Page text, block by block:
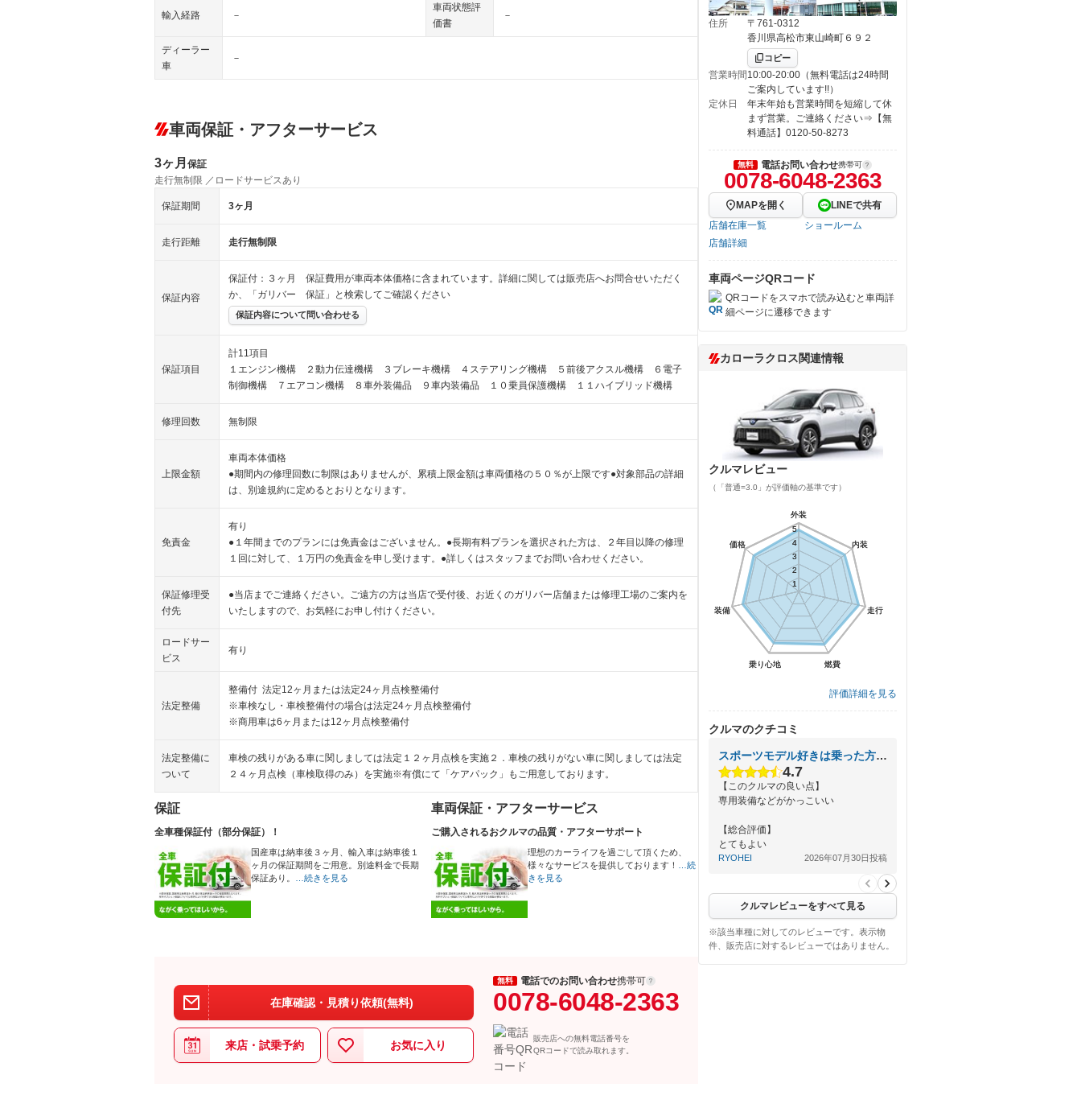
輸入経路 －
車両状態評
価書
－
ディーラー
車
－
車両保証・アフターサービス
3ヶ月 保証
走行無制限 ／ロードサービスあり
保証期間 3ヶ月
走行距離 走行無制限
保証内容
保証付：３ヶ月 保証費用が車両本体価格に含まれています。詳細に関しては販売店へお問合せいただく
か、「ガリバー 保証」と検索してご確認ください
保証内容について問い合わせる
保証項目
計11項目
１エンジン機構 ２動力伝達機構 ３ブレーキ機構 ４ステアリング機構 ５前後アクスル機構 ６電子
制御機構 ７エアコン機構 ８車外装備品 ９車内装備品 １０乗員保護機構 １１ハイブリッド機構
修理回数 無制限
上限金額
車両本体価格
●期間内の修理回数に制限はありませんが、累積上限金額は車両価格の５０％が上限です●対象部品の詳細
は、別途規約に定めるとおりとなります。
免責金
有り
●１年間までのプランには免責金はございません。●長期有料プランを選択された方は、２年目以降の修理
１回に対して、１万円の免責金を申し受けます。●詳しくはスタッフまでお問い合わせください。
保証修理受
付先
●当店までご連絡ください。ご遠方の方は当店で受付後、お近くのガリバー店舗または修理工場のご案内を
いたしますので、お気軽にお申し付けください。
ロードサー
ビス
有り
法定整備
整備付 法定12ヶ月または法定24ヶ月点検整備付
※車検なし・車検整備付の場合は法定24ヶ月点検整備付
※商用車は6ヶ月または12ヶ月点検整備付
法定整備に
ついて
車検の残りがある車に関しましては法定１２ヶ月点検を実施２．車検の残りがない車に関しましては法定
２４ヶ月点検（車検取得のみ）を実施※有償にて「ケアパック」もご用意しております。
保証
全車種保証付（部分保証）！
国産車は納車後３ヶ月、輸入車は納車後１
ヶ月の保証期間をご用意。別途料金で長期
保証あり。
…続きを見る
車両保証・アフターサービス
ご購入されるおクルマの品質・アフターサポート
理想のカーライフを過ごして頂くため、
様々なサービスを提供しております！
…続
きを見る
在庫確認・見積り依頼(無料)
来店・試乗予約 お気に入り
無料 電話でのお問い合わせ携帯可
0078-6048-2363
販売店への無料電話番号を
QRコードで読み取れます。
住所
〒761-0312
香川県高松市東山崎町６９２
コピー
営業時間 10:00-20:00（無料電話は24時間
ご案内しています!!）
定休日
年末年始も営業時間を短縮して休
まず営業。ご連絡ください⇒【無
料通話】0120-50-8273
無料 電話お問い合わせ携帯可
0078-6048-2363
MAPを開く
LINEで共有
店舗在庫一覧
ショールーム
店舗詳細
車両ページQRコード
QRコードをスマホで読み込むと車両詳
細ページに遷移できます
カローラクロス関連情報
クルマレビュー
（「普通=3.0」が評価軸の基準です）
外装
内装
走行
燃費
乗り心地
装備
価格
1
2
3
4
5
外装
内装
走行
燃費
乗り心地
装備
価格
1
2
3
4
5
評価詳細を見る
クルマのクチコミ
スポーツモデル好きは乗った方がいい
4.7
【このクルマの良い点】
専用装備などがかっこいい
【総合評価】
とてもよい
RYOHEI 2026年07月30日投稿
クルマレビューをすべて見る
※該当車種に対してのレビューです。表示物
件、販売店に対するレビューではありません。